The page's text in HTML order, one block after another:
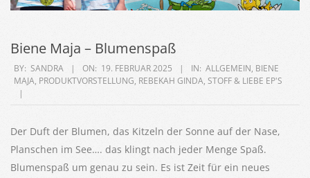
Biene Maja – Blumenspaß
2025-
02-
BY: SANDRA ON: 19. FEBRUAR 2025 IN: ALLGEMEIN, BIENE
MAJA, PRODUKTVORSTELLUNG, REBEKAH GINDA, STOFF & LIEBE EP'S
Der Duft der Blumen, das Kitzeln der Sonne auf der Nase,
Planschen im See…. das klingt nach jeder Menge Spaß.
Blumenspaß um genau zu sein. Es ist Zeit für ein neues